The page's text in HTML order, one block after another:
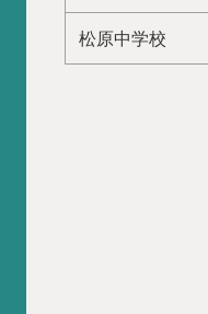
松原中学校